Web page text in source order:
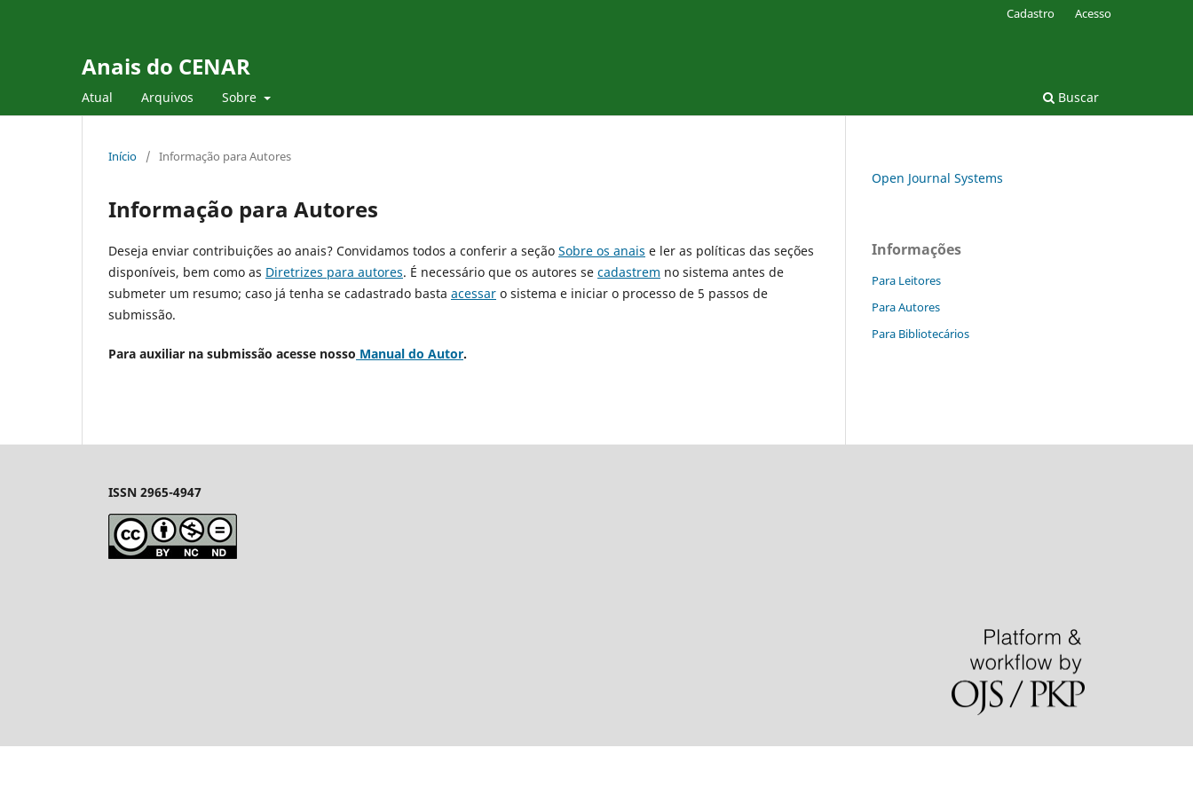
Anais do CENAR
Atual Arquivos Sobre Buscar
Cadastro Acesso
Início / Informação para Autores
Informação para Autores
Deseja enviar contribuições ao anais? Convidamos todos a conferir a seção Sobre os anais e ler as políticas das seções
disponíveis, bem como as Diretrizes para autores. É necessário que os autores se cadastrem no sistema antes de
submeter um resumo; caso já tenha se cadastrado basta acessar o sistema e iniciar o processo de 5 passos de
submissão.
Para auxiliar na submissão acesse nosso Manual do Autor.
Open Journal Systems
Informações
Para Leitores
Para Autores
Para Bibliotecários
ISSN 2965-4947